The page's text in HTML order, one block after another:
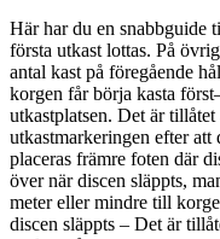
Här har du en snabbguide
första utkast lottas. På
antal kast på föregående
korgen får börja kasta
utkastplatsen. Det är
utkastmarkeringen efter att
placeras främre foten där
över när discen släppts,
meter eller mindre till
discen släppts – Det är